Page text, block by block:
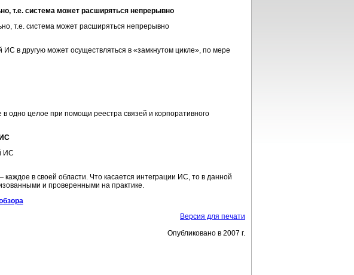
т.е. система может расширяться непрерывно
в другую может осуществляться в «замкнутом цикле», по мере
одно целое при помощи реестра связей и корпоративного
в своей области. Что касается интеграции ИС, то в данной
и проверенными на практике.
Версия для печати
Опубликовано в 2007 г.